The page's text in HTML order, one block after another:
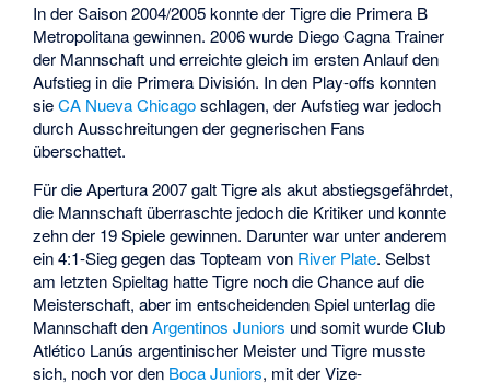
In der Saison 2004/2005 konnte der Tigre die Primera B
Metropolitana gewinnen. 2006 wurde Diego CagnaTrainer
der Mannschaft und erreichte gleich im ersten Anlauf den
Aufstieg in die Primera División. In den Play-offs konnten
sieCA Nueva Chicagoschlagen, der Aufstieg war jedoch
durch Ausschreitungen der gegnerischen Fans
überschattet.
Für die Apertura 2007 galt Tigre als akut abstiegsgefährdet,
die Mannschaft überraschte jedoch die Kritiker und konnte
zehn der 19 Spiele gewinnen. Darunter war unter anderem
ein 4:1-Sieg gegen das Topteam von River Plate. Selbst
am letzten Spieltag hatte Tigre noch die Chance auf die
Meisterschaft, aber im entscheidenden Spiel unterlag die
Mannschaft denArgentinos Juniors und somit wurdeClub
Atlético Lanús argentinischer Meister und Tigre musste
sich, noch vor den Boca Juniors, mit der Vize-